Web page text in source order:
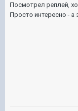
Посмотрел реплей,
Просто интересно - а